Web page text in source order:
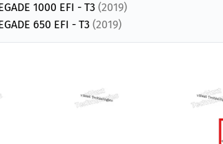
1000 EFI - T3 (2019)
650 EFI - T3 (2019)